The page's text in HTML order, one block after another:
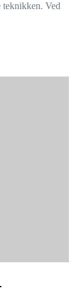
teknikken. Ved